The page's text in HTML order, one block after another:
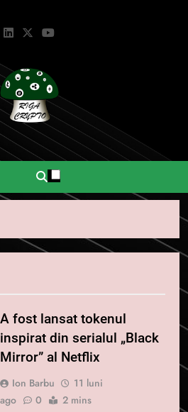
Crypto
Știri Și Informații Despre
Criptomonede.
A fost lansat tokenul
inspirat din serialul „Black
Mirror” al Netflix
Ion Barbu
11 luni
ago
0 2 mins